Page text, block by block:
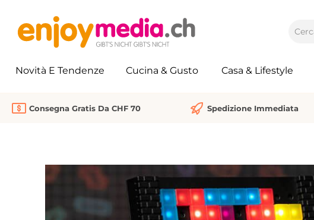
Novità E Tendenze Cucina & Gusto Casa & Lifestyle
Consegna Gratis Da CHF 70 Spedizione Immediata
Salta la galleria di immagini